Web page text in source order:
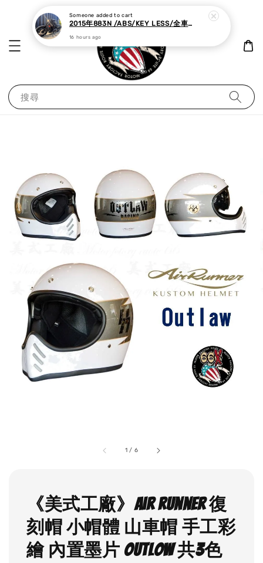
搜尋
1 / 6
《美式工廠》Air runner 復
刻帽 小帽體 山車帽 手工彩
繪 內置墨片 Outlow 共3色
16 hours ago